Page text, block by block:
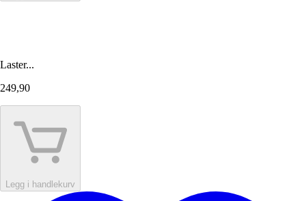
Laster...
249,90
Legg i handlekurv